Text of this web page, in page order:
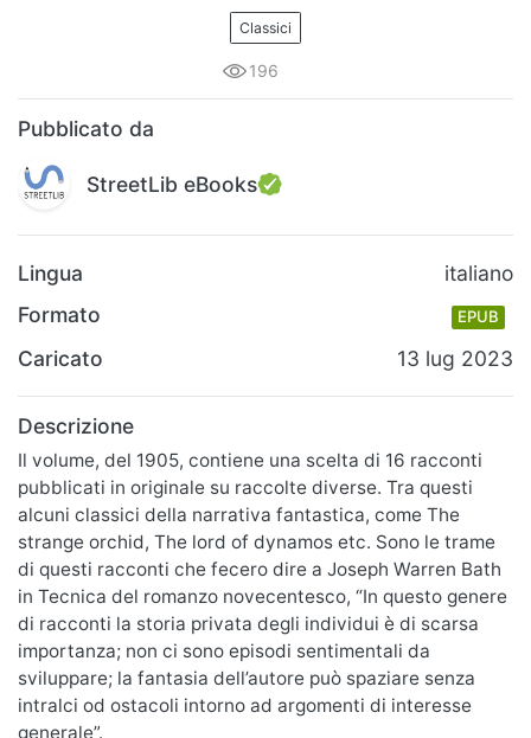
Classici
196
Pubblicato da
StreetLib eBooks
Lingua
italiano
Formato
EPUB
Caricato 13 lug 2023
Descrizione
Il volume, del 1905, contiene una scelta di 16 racconti
pubblicati in originale su raccolte diverse. Tra questi
alcuni classici della narrativa fantastica, come The
strange orchid, The lord of dynamos etc. Sono le trame
di questi racconti che fecero dire a Joseph Warren Bath
in Tecnica del romanzo novecentesco, “In questo genere
di racconti la storia privata degli individui è di scarsa
importanza; non ci sono episodi sentimentali da
sviluppare; la fantasia dell’autore può spaziare senza
intralci od ostacoli intorno ad argomenti di interesse
generale”.